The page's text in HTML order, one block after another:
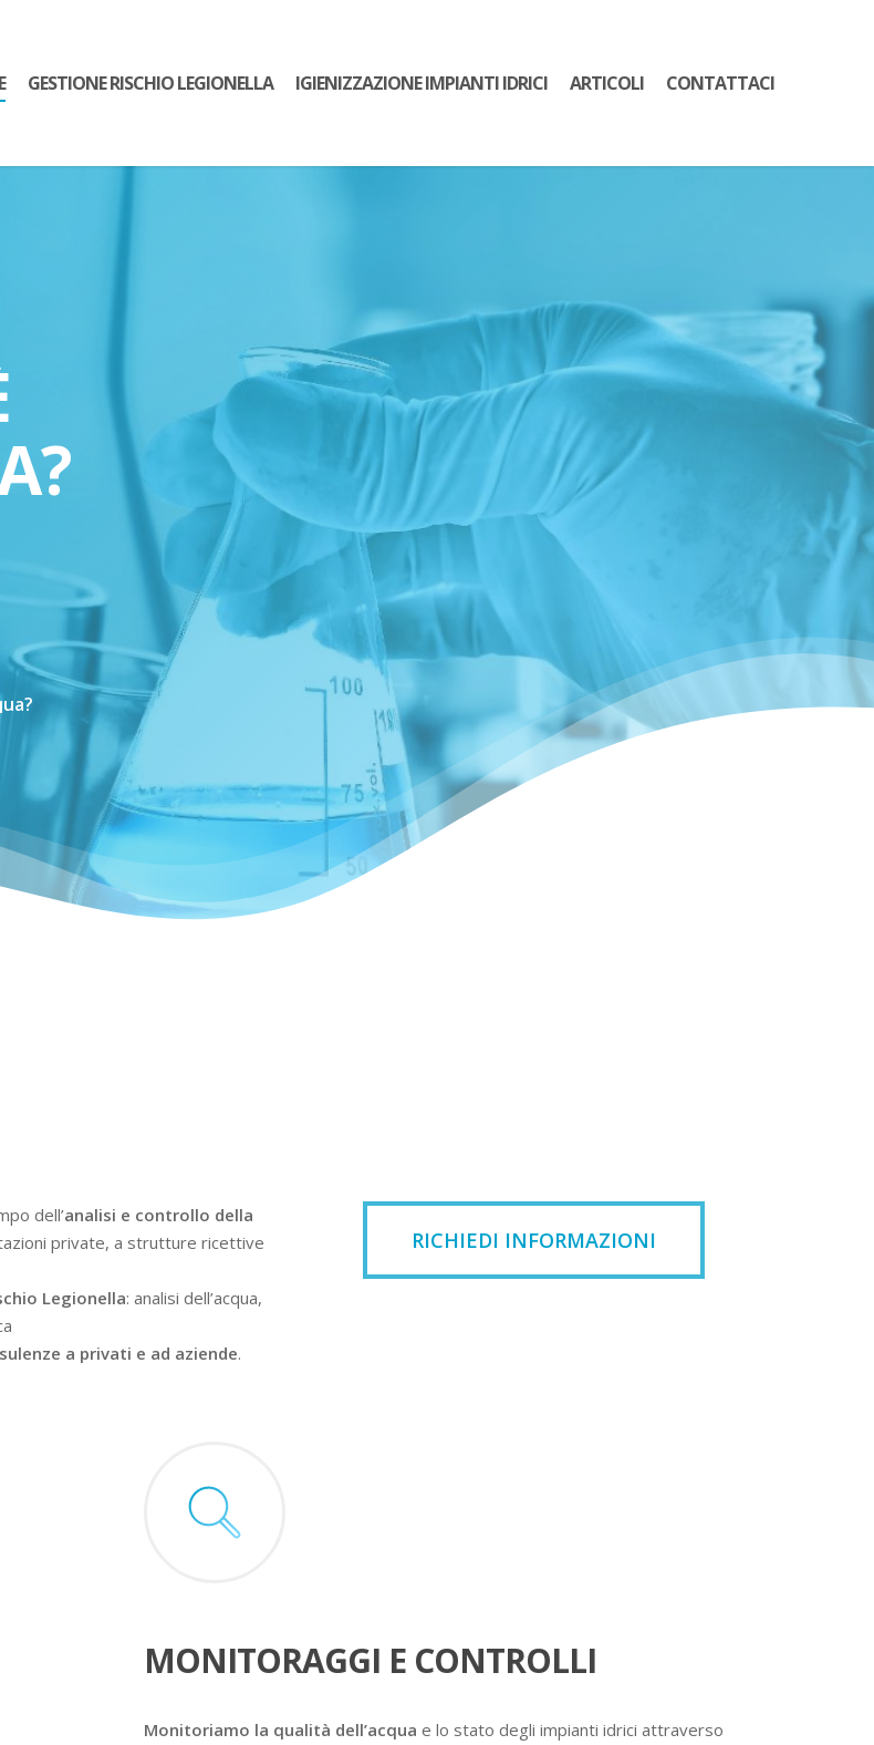
GESTIONE RISCHIO LEGIONELLA IGIENIZZAZIONE IMPIANTI IDRICI ARTICOLI CONTATTACI
dell’analisi e controllo della
private, a strutture ricettive
Legionella: analisi dell’acqua,
a privati e ad aziende.
RICHIEDI INFORMAZIONI
MONITORAGGI E CONTROLLI
Monitoriamo la qualità dell’acqua e lo stato degli impianti idrici attraverso